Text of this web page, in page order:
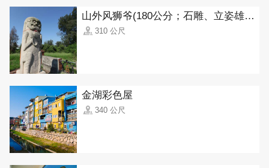
山外风狮爷(180公分；石雕、立姿雄狮)
310 公尺
金湖彩色屋
340 公尺